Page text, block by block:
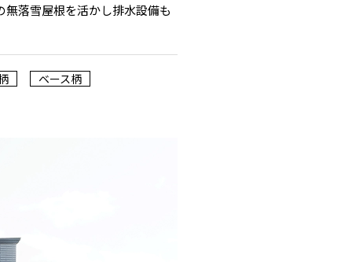
落雪屋根を活かし排水設備も
ベース柄